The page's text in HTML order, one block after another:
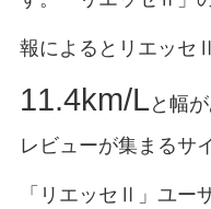
報によるとリエッセ
11.4km/Lと幅
レビューが集まるサ
「リエッセⅡ」ユー